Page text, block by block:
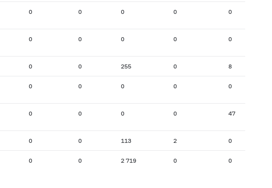
0 0 0 0 0
0 0 0 0 0
0 0 255 0 8
0 0 0 0 0
0 0 0 0 47
0 0 113 2 0
0 0 2 719 0 0